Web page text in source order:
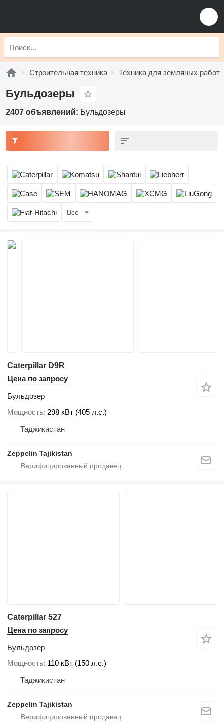
Строительная техника Техника для земляных работ
Бульдозеры
2407 объявлений: Бульдозеры
Все
Caterpillar D9R
Цена по запросу
Бульдозер
Мощность 298 кВт (405 л.с.)
Таджикистан
Zeppelin Tajikistan
Caterpillar 527
Цена по запросу
Бульдозер
Мощность 110 кВт (150 л.с.)
Таджикистан
Zeppelin Tajikistan